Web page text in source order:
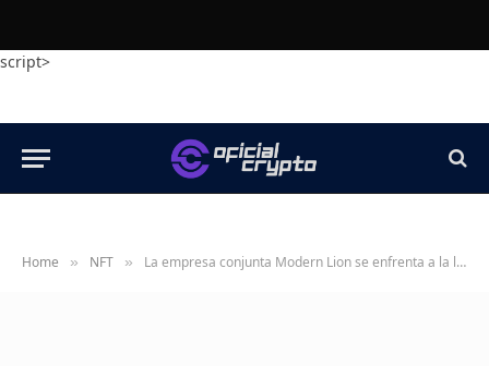
script>
Home » NFT » La empresa conjunta Modern Lion se enfrenta a la liquidación